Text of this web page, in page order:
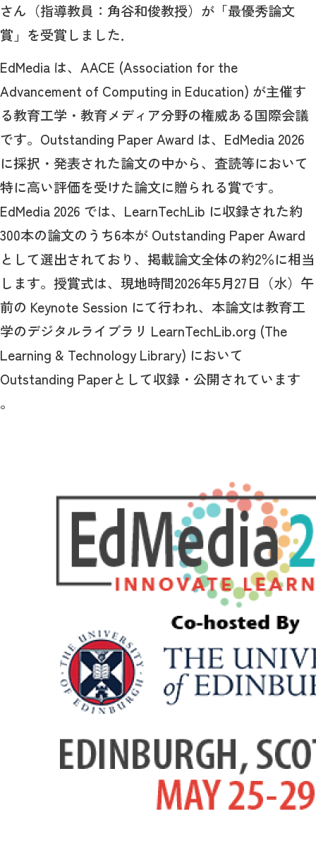
さん（指導教員：角谷和俊教授）が「最優秀論文
賞」を受賞しました．
EdMedia は、AACE (Association for the
Advancement of Computing in Education) が主催す
る教育工学・教育メディア分野の権威ある国際会議
です。Outstanding Paper Award は、EdMedia 2026
に採択・発表された論文の中から、査読等において
特に高い評価を受けた論文に贈られる賞です。
EdMedia 2026 では、LearnTechLib に収録された約
300本の論文のうち6本が Outstanding Paper Award
として選出されており、掲載論文全体の約2％に相当
します。授賞式は、現地時間2026年5月27日（水）午
前の Keynote Session にて行われ、本論文は教育工
学のデジタルライブラリ LearnTechLib.org (The
Learning & Technology Library) において
Outstanding Paperとして収録・公開されています
。